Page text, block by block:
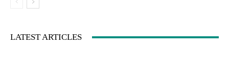
LATEST ARTICLES